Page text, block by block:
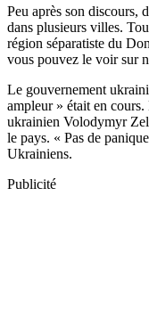
Peu après son discours,
dans plusieurs villes.
région séparatiste du
vous pouvez le voir sur
Le gouvernement
ampleur » était en
ukrainien Volodymyr
le pays. « Pas de
Ukrainiens.
Publicité